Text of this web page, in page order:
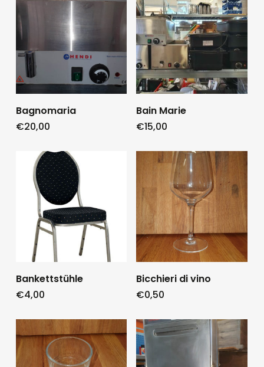
Bagnomaria
€20,00
Bain Marie
€15,00
Bankettstühle
€4,00
Bicchieri di vino
€0,50